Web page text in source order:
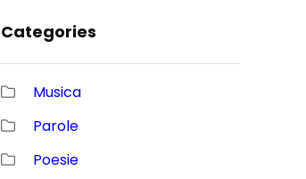
Categories
Musica
Parole
Poesie